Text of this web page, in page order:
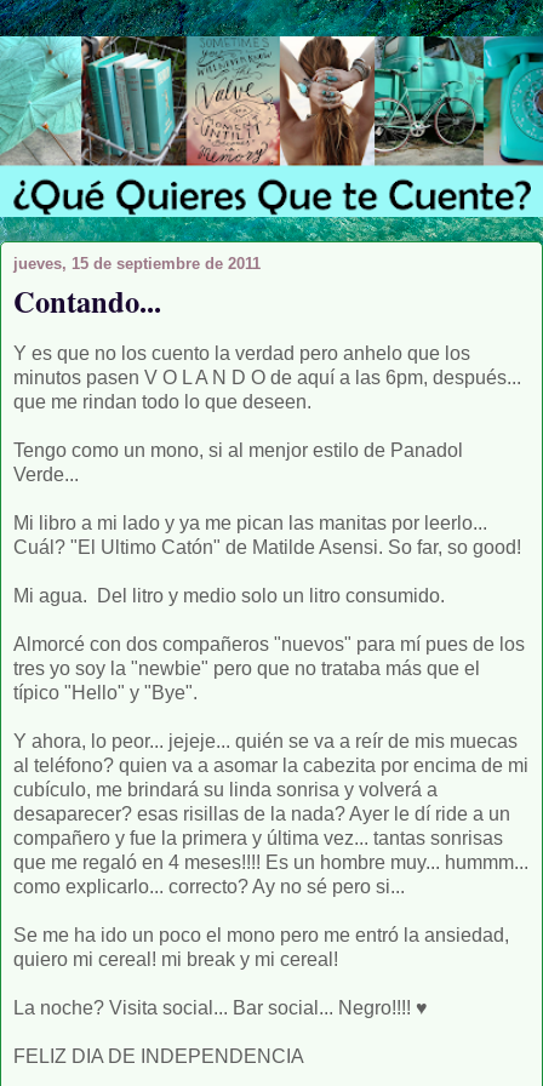
jueves, 15 de septiembre de 2011
Contando...
Y es que no los cuento la verdad pero anhelo que los
minutos pasen V O L A N D O de aquí a las 6pm, después...
que me rindan todo lo que deseen.
Tengo como un mono, si al menjor estilo de Panadol
Verde...
Mi libro a mi lado y ya me pican las manitas por leerlo...
Cuál? "El Ultimo Catón" de Matilde Asensi. So far, so good!
Mi agua. Del litro y medio solo un litro consumido.
Almorcé con dos compañeros "nuevos" para mí pues de los
tres yo soy la "newbie" pero que no trataba más que el
típico "Hello" y "Bye".
Y ahora, lo peor... jejeje... quién se va a reír de mis muecas
al teléfono? quien va a asomar la cabezita por encima de mi
cubículo, me brindará su linda sonrisa y volverá a
desaparecer? esas risillas de la nada? Ayer le dí ride a un
compañero y fue la primera y última vez... tantas sonrisas
que me regaló en 4 meses!!!! Es un hombre muy... hummm...
como explicarlo... correcto? Ay no sé pero si...
Se me ha ido un poco el mono pero me entró la ansiedad,
quiero mi cereal! mi break y mi cereal!
La noche? Visita social... Bar social... Negro!!!! ♥
FELIZ DIA DE INDEPENDENCIA